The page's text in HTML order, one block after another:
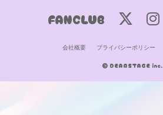
FANCLUB
会社概要 プライバシーポリシー
© DEARSTAGE inc.